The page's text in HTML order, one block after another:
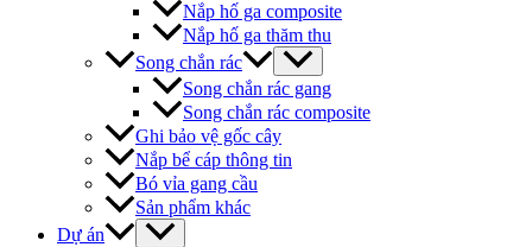
Nắp hố ga composite
Nắp hố ga thăm thu
Song chắn rác
Song chắn rác gang
Song chắn rác composite
Ghi bảo vệ gốc cây
Nắp bể cáp thông tin
Bó vỉa gang cầu
Sản phẩm khác
Dự án